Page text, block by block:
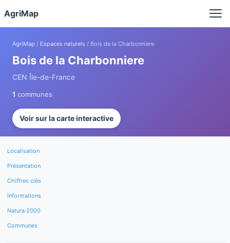
AgriMap
AgriMap / Espaces naturels / Bois de la Charbonniere
Bois de la Charbonniere
CEN Île-de-France
1 communes
Voir sur la carte interactive
Localisation
Présentation
Chiffres clés
Informations
Natura 2000
Communes